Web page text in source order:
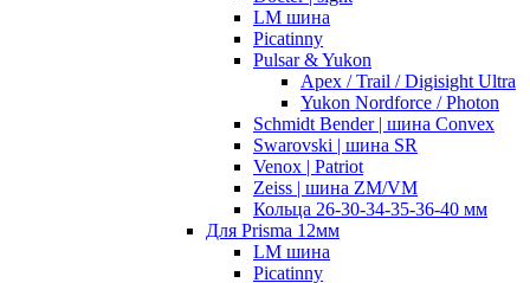
LM шина
Picatinny
Pulsar & Yukon
Apex / Trail / Digisight Ultra
Yukon Nordforce / Photon
Schmidt Bender | шина Convex
Swarovski | шина SR
Venox | Patriot
Zeiss | шина ZM/VM
Кольца 26-30-34-35-36-40 мм
Для Prisma 12мм
LM шина
Picatinny